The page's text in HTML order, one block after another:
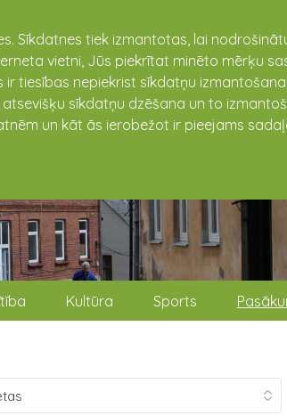
Sīkdatnes tiek izmantotas, lai
vietni, Jūs piekrītat minēto mērķu
tiesības nepiekrist sīkdatņu
sīkdatņu dzēšana un to
un kāt ās ierobežot ir pieejams
Kultūra Sports